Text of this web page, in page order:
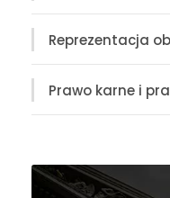
Reprezentacja
Prawo karne i